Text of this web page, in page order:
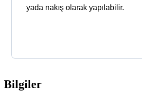
yada nakış olarak yapılabilir.
Bilgiler